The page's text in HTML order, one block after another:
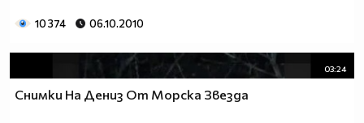
10 374 06.10.2010
03:24
Снимки На Дениз От Морска Звезда